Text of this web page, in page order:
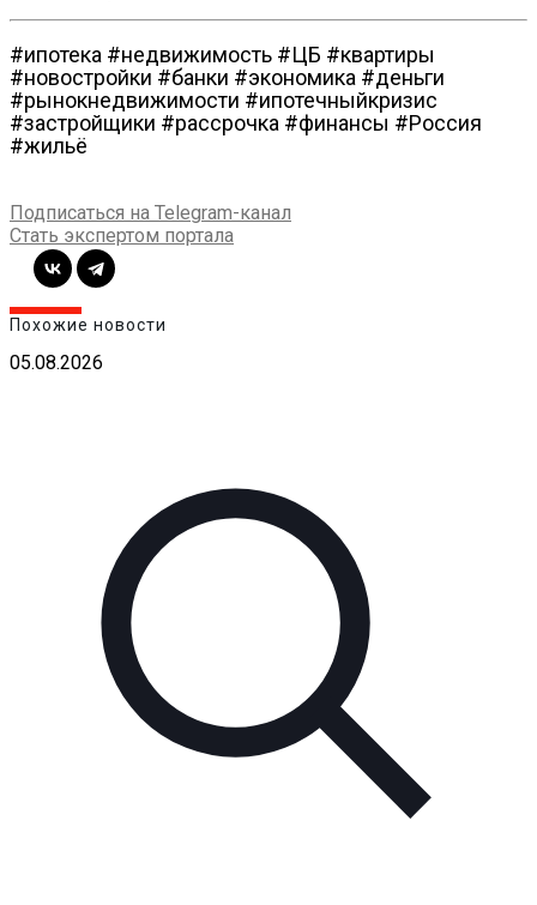
#ипотека #недвижимость #ЦБ #квартиры
#новостройки #банки #экономика #деньги
#рынокнедвижимости #ипотечныйкризис
#застройщики #рассрочка #финансы #Россия
#жильё
Подписаться на Telegram-канал
Стать экспертом портала
Похожие новости
05.08.2026